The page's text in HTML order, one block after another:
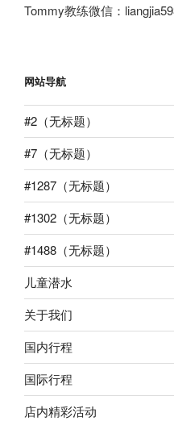
Tommy教练微信：
网站导航
#2（无标题）
#7（无标题）
#1287（无标题）
#1302（无标题）
#1488（无标题）
儿童潜水
关于我们
国内行程
国际行程
店内精彩活动